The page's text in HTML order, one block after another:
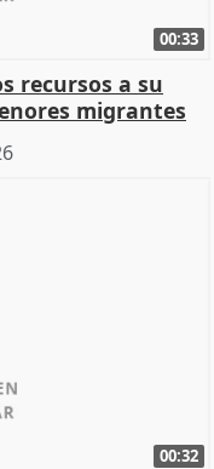
00:33
recursos a su
migrantes
00:32